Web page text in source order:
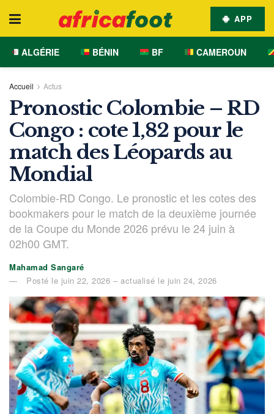
APP
ALGÉRIE BÉNIN BF CAMEROUN
Accueil Actus
Pronostic Colombie – RD
Congo : cote 1,82 pour le
match des Léopards au
Mondial
Colombie-RD Congo. Le pronostic et les cotes des
bookmakers pour le match de la deuxième journée
de la Coupe du Monde 2026 prévu le 24 juin à
02h00 GMT.
Mahamad Sangaré
Posté le juin 22, 2026 – actualisé le juin 24, 2026